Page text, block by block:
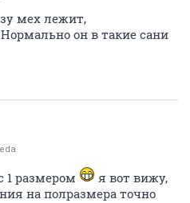
мех лежит,
он в такие сани
размером
я вот вижу,
на полразмера точно